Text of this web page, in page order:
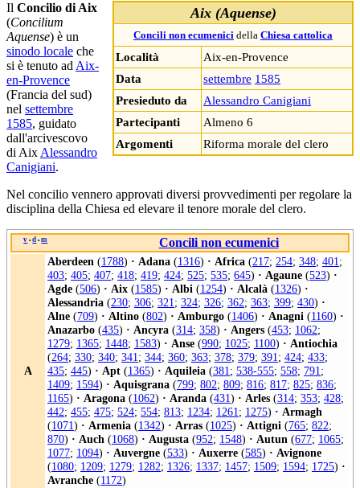
Aix (Aquense)
Concili non ecumenici della Chiesa cattolica
Località
Aix-en-Provence
Data
settembre 1585
Presieduto da
Alessandro Canigiani
Partecipanti
Almeno 6
Argomenti
Riforma morale del clero
Il Concilio di Aix
(Concilium
Aquense) è un
sinodo locale che
si è tenuto adAix-
en-Provence
(Francia del sud)
nel settembre
1585, guidato
dall'arcivescovo
di AixAlessandro
Canigiani.
Nel concilio vennero approvati diversi provvedimenti per regolare la
disciplina della Chiesa ed elevare il tenore morale del clero.
v • d • m Concili non ecumenici
A
Aberdeen (1788) · Adana (1316) · Africa (217; 254; 348; 401;
403; 405; 407; 418; 419; 424; 525; 535; 645) · Agaune (523) ·
Agde (506) · Aix (1585) · Albi (1254) · Alcalà (1326) ·
Alessandria (230; 306; 321; 324; 326; 362; 363; 399; 430) ·
Alne (709) · Altino (802) · Amburgo (1406) · Anagni (1160) ·
Anazarbo (435) · Ancyra (314; 358) · Angers (453; 1062;
1279; 1365; 1448; 1583) · Anse (990; 1025; 1100) · Antiochia
(264; 330; 340; 341; 344; 360; 363; 378; 379; 391; 424; 433;
435; 445) · Apt (1365) · Aquileia (381; 538-555; 558; 791;
1409; 1594) · Aquisgrana (799; 802; 809; 816; 817; 825; 836;
1165) · Aragona (1062) · Aranda (431) · Arles (314; 353; 428;
442; 455; 475; 524; 554; 813; 1234; 1261; 1275) · Armagh
(1071) · Armenia (1342) · Arras (1025) · Attigni (765; 822;
870) · Auch (1068) · Augusta (952; 1548) · Autun (677; 1065;
1077; 1094) · Auvergne (533) · Auxerre (585) · Avignone
(1080; 1209; 1279; 1282; 1326; 1337; 1457; 1509; 1594; 1725) ·
Avranche (1172)